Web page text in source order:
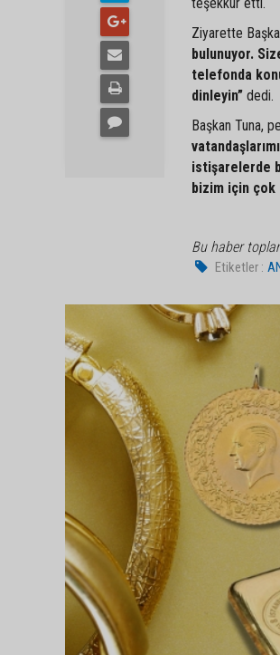
Ziyarette
bulunuyor.
telefonda
dinleyin” dedi.
Başkan Tuna,
istişarelerde
bizim için
Bu haber
Etiketler :